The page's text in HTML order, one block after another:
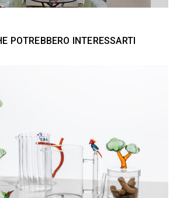
POTREBBERO INTERESSARTI